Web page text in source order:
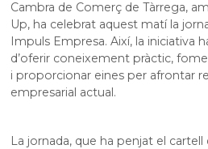
Cambra de Comerç de Tàrrega,
Up, ha celebrat aquest matí la
Impuls Empresa. Així, la iniciativa
d’oferir coneixement pràctic,
i proporcionar eines per afrontar
empresarial actual.
La jornada, que ha penjat el